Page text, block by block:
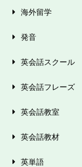
海外留学
発音
英会話スクール
英会話フレーズ
英会話教室
英会話教材
英単語